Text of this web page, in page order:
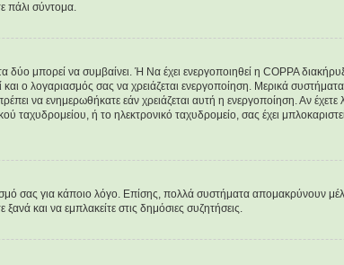
πάλι σύντομα.
μπορεί να συμβαίνει. Ή Να έχει ενεργοποιηθεί η COPPA
ο λογαριασμός σας να χρειάζεται ενεργοποίηση. Μερικά
να ενημερωθήκατε εάν χρειάζεται αυτή η ενεργοποίηση. Αν έχετε
ταχυδρομείου, ή το ηλεκτρονικό ταχυδρομείο, σας έχει
σας για κάποιο λόγο. Επίσης, πολλά συστήματα απομακρύνουν
και να εμπλακείτε στις δημόσιες συζητήσεις.